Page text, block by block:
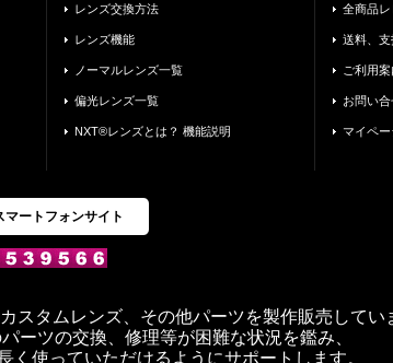
レンズ交換方法
レンズ機能
ノーマルレンズ一覧
偏光レンズ一覧
NXT®レンズとは？ 機能説明
全商品
送料、
ご利用案
お問い合
マイペー
マートフォンサイト
スタムレンズ、その他パーツを製作販売してい
ーツの交換、修理等が困難な状況を鑑み、
く使っていただけるようにサポートします。